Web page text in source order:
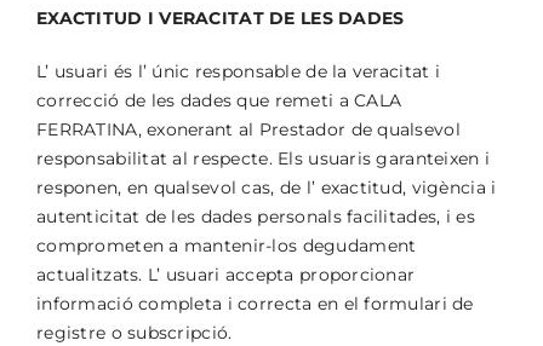
EXACTITUD I VERACITAT DE LES DADES
L’ usuari és l’ únic responsable de la veracitat i
correcció de les dades que remeti a CALA
FERRATINA, exonerant al Prestador de qualsevol
responsabilitat al respecte. Els usuaris garanteixen i
responen, en qualsevol cas, de l’ exactitud, vigència i
autenticitat de les dades personals facilitades, i es
comprometen a mantenir-los degudament
actualitzats. L’ usuari accepta proporcionar
informació completa i correcta en el formulari de
registre o subscripció.